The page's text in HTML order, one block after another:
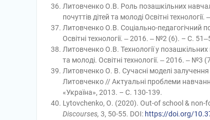
Литовченко О.В. Роль позашкільних
почуттів дітей та молоді Освітні
Литовченко О.В. Соціально-педагогічний
Освітні технології. ‒ 2016. ‒ №2 (6). – С.
Литовченко О.В. Технології у
та молоді. Освітні технології. ‒ 2016. ‒ №3
Литовченко О. В. Сучасні моделі
Литовченко // Актуальні проблеми
«Україна», 2013. – С. 130-139.
Lytovchenko, О. (2020). Out-of school & non-
Discourses, 3, 50-55. DOI: https://doi.org/